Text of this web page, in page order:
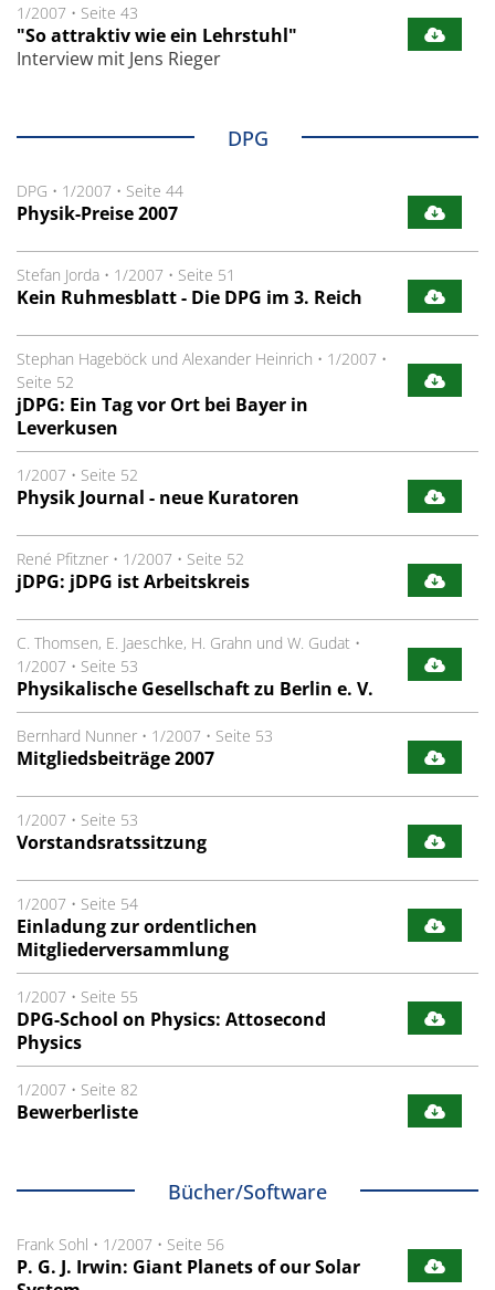
1/2007 • Seite 43
"So attraktiv wie ein Lehrstuhl"
Interview mit Jens Rieger
DPG
DPG • 1/2007 • Seite 44
Physik-Preise 2007
Stefan Jorda • 1/2007 • Seite 51
Kein Ruhmesblatt - Die DPG im 3. Reich
Stephan Hageböck und Alexander Heinrich • 1/2007 •
Seite 52
jDPG: Ein Tag vor Ort bei Bayer in
Leverkusen
1/2007 • Seite 52
Physik Journal - neue Kuratoren
René Pfitzner • 1/2007 • Seite 52
jDPG: jDPG ist Arbeitskreis
C. Thomsen, E. Jaeschke, H. Grahn und W. Gudat •
1/2007 • Seite 53
Physikalische Gesellschaft zu Berlin e. V.
Bernhard Nunner • 1/2007 • Seite 53
Mitgliedsbeiträge 2007
1/2007 • Seite 53
Vorstandsratssitzung
1/2007 • Seite 54
Einladung zur ordentlichen
Mitgliederversammlung
1/2007 • Seite 55
DPG-School on Physics: Attosecond
Physics
1/2007 • Seite 82
Bewerberliste
Bücher/Software
Frank Sohl • 1/2007 • Seite 56
P. G. J. Irwin: Giant Planets of our Solar